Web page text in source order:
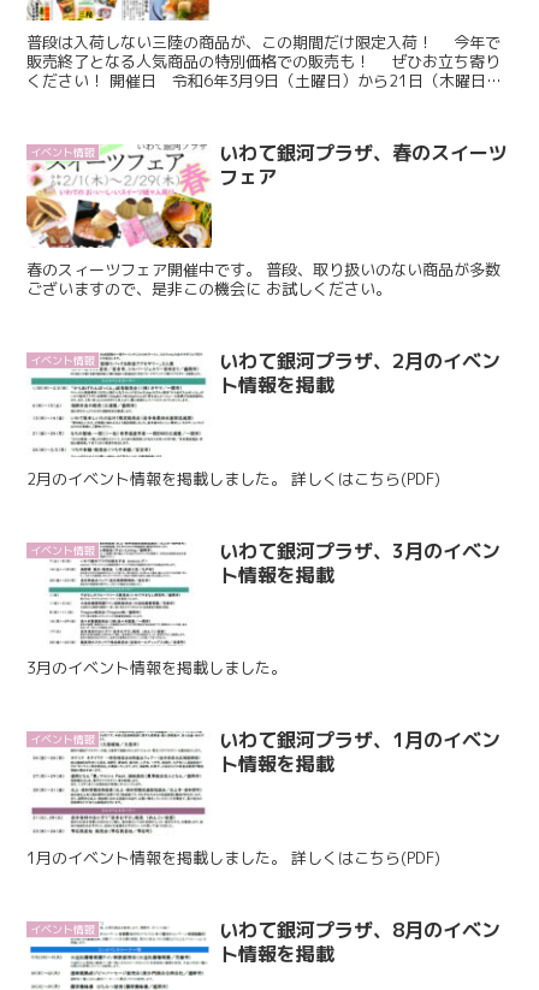
普段は入荷しない三陸の商品が、この期間だけ限定入荷！ 今年で
販売終了となる人気商品の特別価格での販売も！ ぜひお立ち寄り
ください！ 開催日 令和6年3月9日（土曜日）から21日（木曜日）
イベント情報
いわて銀河プラザ、春のスイーツ
フェア
春のスィーツフェア開催中です。 普段、取り扱いのない商品が多数
ございますので、是非この機会に お試しください。
イベント情報
いわて銀河プラザ、2月のイベン
ト情報を掲載
2月のイベント情報を掲載しました。 詳しくはこちら(PDF)
イベント情報
いわて銀河プラザ、3月のイベン
ト情報を掲載
3月のイベント情報を掲載しました。
イベント情報
いわて銀河プラザ、1月のイベン
ト情報を掲載
1月のイベント情報を掲載しました。 詳しくはこちら(PDF)
イベント情報
いわて銀河プラザ、8月のイベン
ト情報を掲載